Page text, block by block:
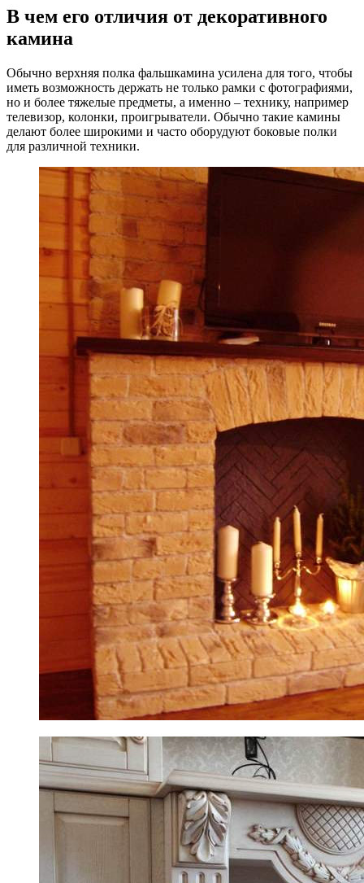
В чем его отличия от декоративного
камина
Обычно верхняя полка фальшкамина усилена для того, чтобы
иметь возможность держать не только рамки с фотографиями,
но и более тяжелые предметы, а именно – технику, например
телевизор, колонки, проигрыватели. Обычно такие камины
делают более широкими и часто оборудуют боковые полки
для различной техники.